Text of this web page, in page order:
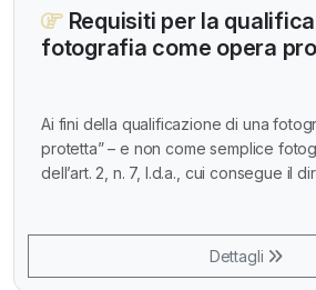
Requisiti per la
fotografia come opera
Ai fini della qualificazione di una
protetta” – e non come semplice
dell’art. 2, n. 7, l.d.a., cui consegue il
Dettagli